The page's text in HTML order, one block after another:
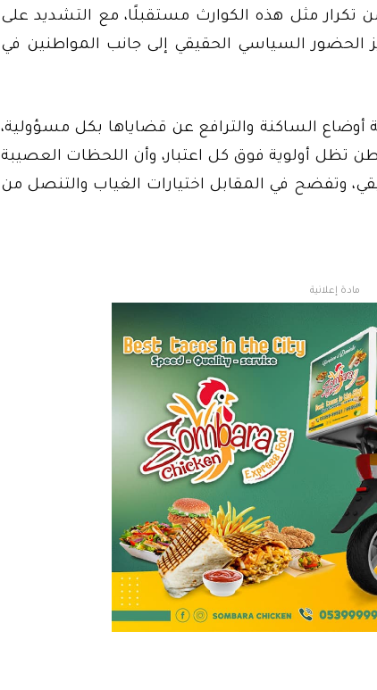
تكرار مثل هذه الكوارث مستقبلًا، مع التشديد على
الحضور السياسي الحقيقي إلى جانب المواطنين في
أوضاع الساكنة والترافع عن قضاياها بكل مسؤولية،
تظل أولوية فوق كل اعتبار، وأن اللحظات العصيبة
وتفضح في المقابل اختيارات الغياب والتنصل من
مادة إعلانية